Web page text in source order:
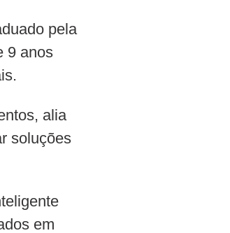
pela
9 anos
alia
soluções
em